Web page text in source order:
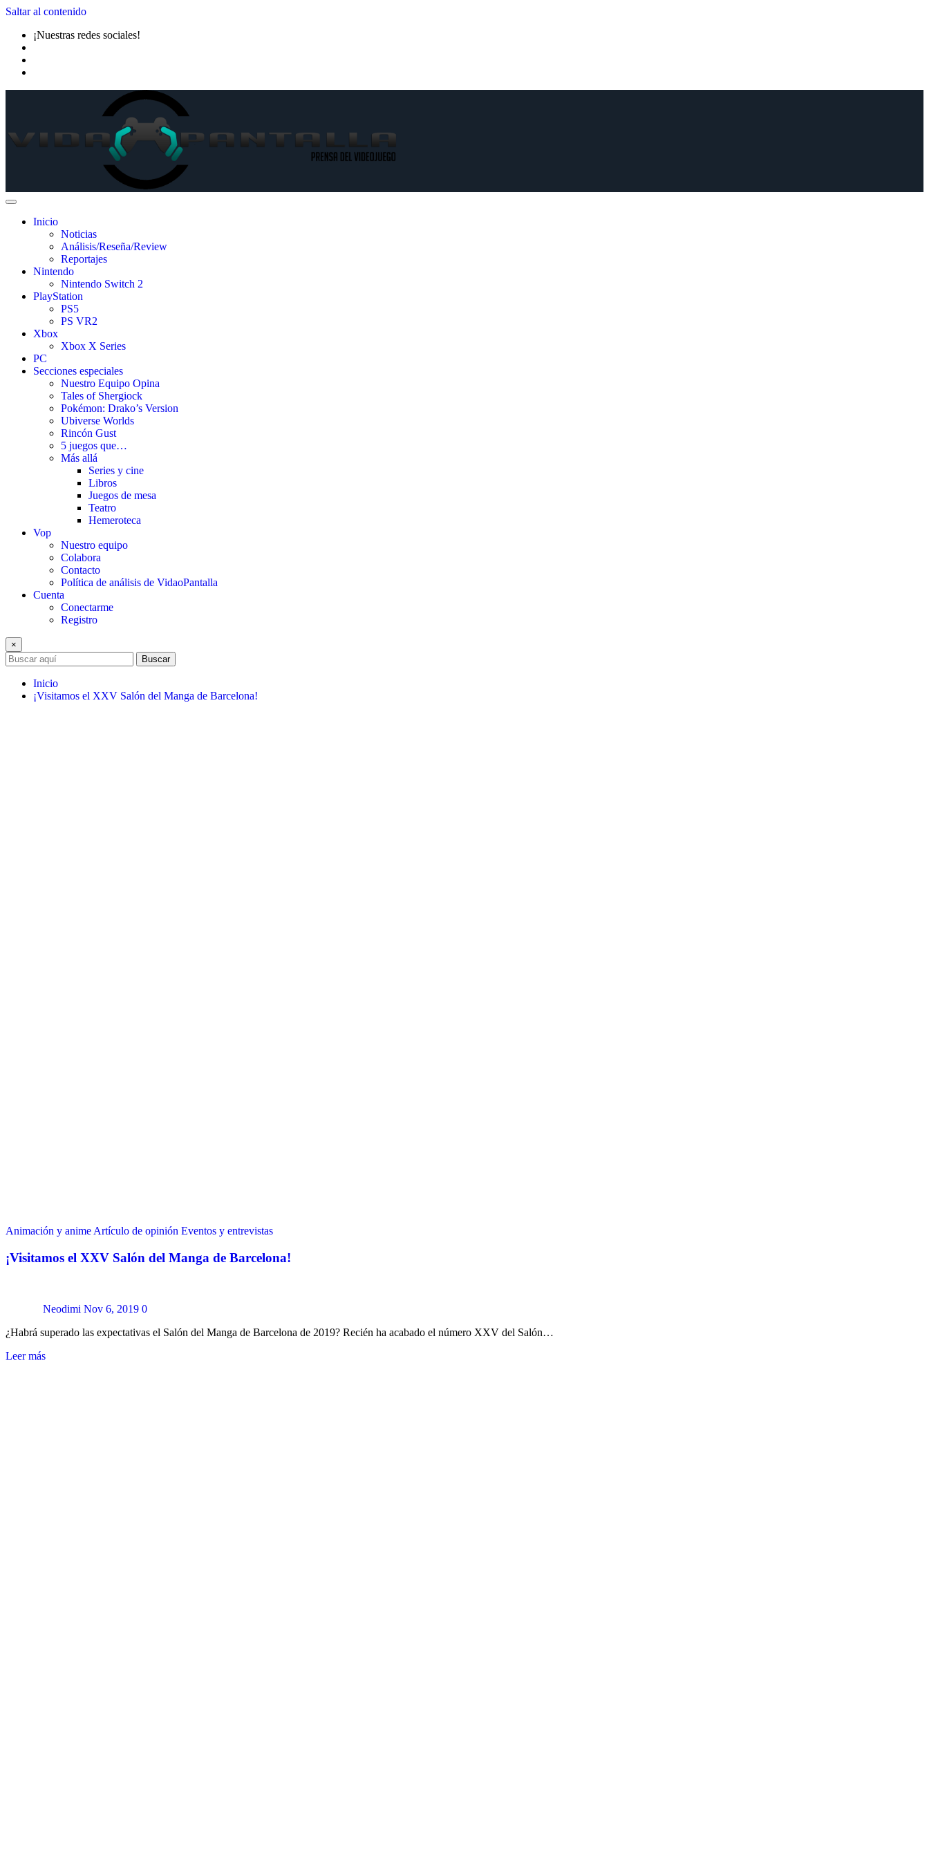
Saltar al contenido
¡Nuestras redes sociales!
Inicio
Noticias
Análisis/Reseña/Review
Reportajes
Nintendo
Nintendo Switch 2
PlayStation
PS5
PS VR2
Xbox
Xbox X Series
PC
Secciones especiales
Nuestro Equipo Opina
Tales of Shergiock
Pokémon: Drako’s Version
Ubiverse Worlds
Rincón Gust
5 juegos que…
Más allá
Series y cine
Libros
Juegos de mesa
Teatro
Hemeroteca
Vop
Nuestro equipo
Colabora
Contacto
Política de análisis de VidaoPantalla
Cuenta
Conectarme
Registro
×
Buscar
Inicio
¡Visitamos el XXV Salón del Manga de Barcelona!
Animación y anime Artículo de opinión Eventos y entrevistas
¡Visitamos el XXV Salón del Manga de Barcelona!
Neodimi Nov 6, 2019 0
¿Habrá superado las expectativas el Salón del Manga de Barcelona de 2019? Recién ha acabado el número XXV del Salón…
Leer más